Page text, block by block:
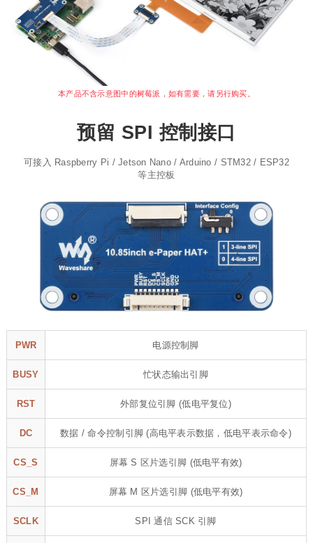
本产品不含示意图中的树莓派，如有需要，请另行购买。
预留 SPI 控制接口
可接入 Raspberry Pi / Jetson Nano / Arduino / STM32 / ESP32
等主控板
PWR 电源控制脚
BUSY 忙状态输出引脚
RST 外部复位引脚 (低电平复位)
DC 数据 / 命令控制引脚 (高电平表示数据，低电平表示命令)
CS_S 屏幕 S 区片选引脚 (低电平有效)
CS_M 屏幕 M 区片选引脚 (低电平有效)
SCLK SPI 通信 SCK 引脚